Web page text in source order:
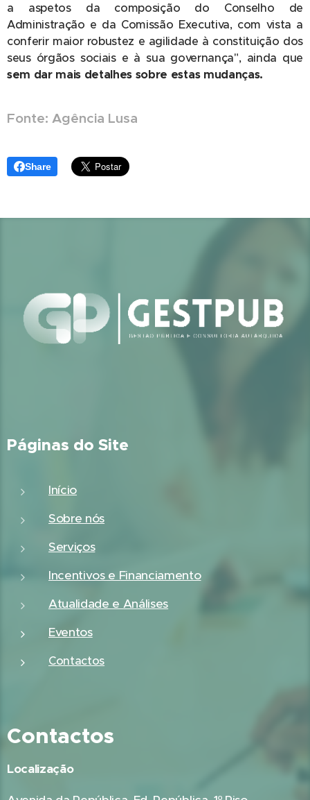
a aspetos da composição do Conselho de
Administração e da Comissão Executiva, com vista a
conferir maior robustez e agilidade à constituição dos
seus órgãos sociais e à sua governança", ainda que
sem dar mais detalhes sobre estas mudanças.
Fonte: Agência Lusa
Share
Páginas do Site
Início
Sobre nós
Serviços
Incentivos e Financiamento
Atualidade e Análises
Eventos
Contactos
Contactos
Localização